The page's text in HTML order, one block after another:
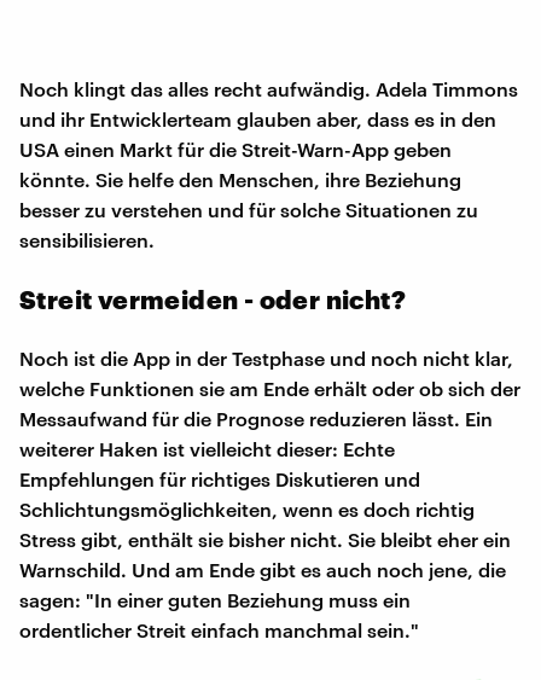
Noch klingt das alles recht aufwändig. Adela Timmons
und ihr Entwicklerteam glauben aber, dass es in den
USA einen Markt für die Streit-Warn-App geben
könnte. Sie helfe den Menschen, ihre Beziehung
besser zu verstehen und für solche Situationen zu
sensibilisieren.
Streit vermeiden - oder nicht?
Noch ist die App in der Testphase und noch nicht klar,
welche Funktionen sie am Ende erhält oder ob sich der
Messaufwand für die Prognose reduzieren lässt. Ein
weiterer Haken ist vielleicht dieser: Echte
Empfehlungen für richtiges Diskutieren und
Schlichtungsmöglichkeiten, wenn es doch richtig
Stress gibt, enthält sie bisher nicht. Sie bleibt eher ein
Warnschild. Und am Ende gibt es auch noch jene, die
sagen: "In einer guten Beziehung muss ein
ordentlicher Streit einfach manchmal sein."